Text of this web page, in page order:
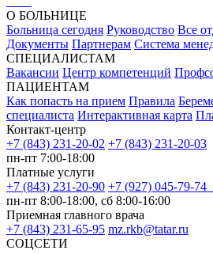
О БОЛЬНИЦЕ
Больница сегодня Руководство Все
Документы Партнерам Система
СПЕЦИАЛИСТАМ
Вакансии Центр компетенций
ПАЦИЕНТАМ
Как попасть на прием Правила
специалиста Интерактивная карта
Контакт-центр
+7 (843) 231-20-02 +7 (843) 231-20-03
пн-пт 7:00-18:00
Платные услуги
+7 (843) 231-20-90 +7 (927) 045-79-
пн-пт 8:00-18:00, сб 8:00-16:00
Приемная главного врача
+7 (843) 231-65-95 mz.rkb@tatar.ru
СОЦСЕТИ